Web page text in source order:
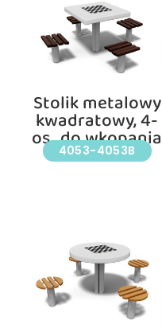
Stolik metalowy
kwadratowy, 4-
os., do wkopania
4053-4053B